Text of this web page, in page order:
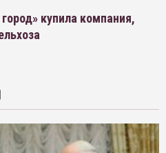
купила компания,